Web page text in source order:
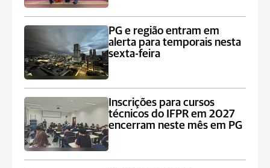
PG e região entram em
alerta para temporais nesta
sexta-feira
Inscrições para cursos
técnicos do IFPR em 2027
encerram neste mês em PG